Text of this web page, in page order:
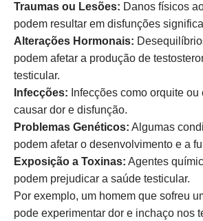
Traumas ou Lesões: Danos físicos
podem resultar em disfunções
Alterações Hormonais:
podem afetar a produção de
testicular.
Infecções: Infecções como orquite
causar dor e disfunção.
Problemas Genéticos: Algumas
podem afetar o desenvolvimento e a
Exposição a Toxinas: Agentes
podem prejudicar a saúde testicular.
Por exemplo, um homem que sofreu
pode experimentar dor e inchaço nos